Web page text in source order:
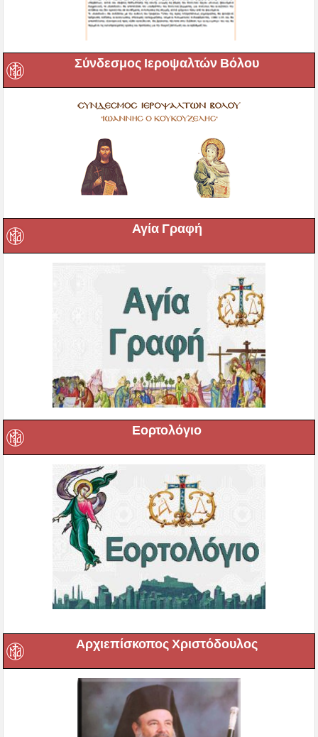
Σύνδεσμος Ιεροψαλτών Βόλου
Αγία Γραφή
Εορτολόγιο
Αρχιεπίσκοπος Χριστόδουλος